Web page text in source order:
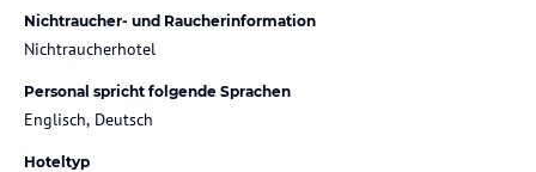
Nichtraucher- und Raucherinformation
Nichtraucherhotel
Personal spricht folgende Sprachen
Englisch, Deutsch
Hoteltyp